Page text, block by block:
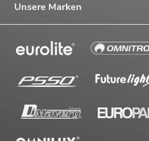
Unsere Marken